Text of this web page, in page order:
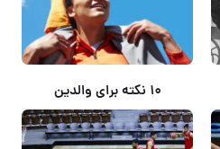
۱۰ نکته برای والدین